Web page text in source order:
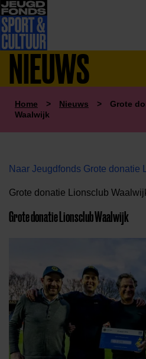
NIEUWS
Home > Nieuws >
Grote
Waalwijk
Naar Jeugdfonds Grote donatie
Grote donatie Lionsclub
Grote donatie Lionsclub Waalwijk